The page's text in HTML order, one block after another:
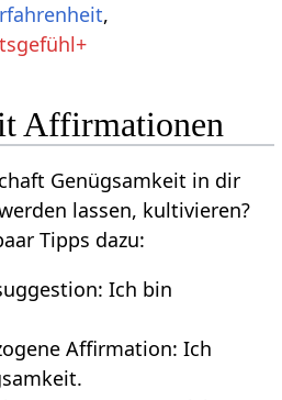
,
Affirmationen
Genügsamkeit in dir
lassen, kultivieren?
Tipps dazu:
Ich bin
Affirmation: Ich